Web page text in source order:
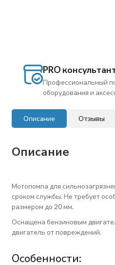
PRO
Профессиональный
оборудования и
Описание Отзывы
Описание
Мотопомпа для
сроком службы. Не требует
размером до 20 мм.
Оснащена бензиновым
двигатель от повреждений.
Особенности: